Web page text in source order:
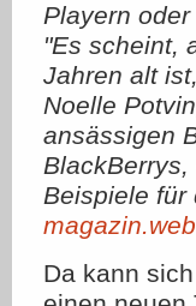
Playern
"Es scheint,
Jahren alt
Noelle
ansässigen
Beispiele für
Da kann